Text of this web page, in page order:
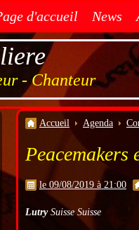
d'accueil News
- Chanteur
Accueil Agenda
le 09/08/2019 à 21:00
LutrySuisse Suisse